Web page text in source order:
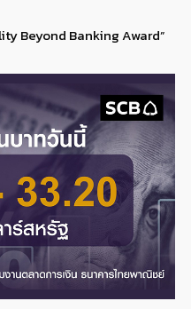
Beyond Banking Award”